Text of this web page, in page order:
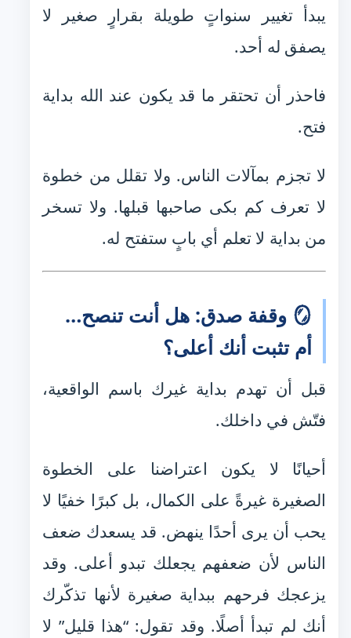
يبدأ تغيير سنواتٍ طويلة بقرارٍ صغير لا
يصفق له أحد.
فاحذر أن تحتقر ما قد يكون عند الله بداية
فتح.
لا تجزم بمآلات الناس. ولا تقلل من خطوة
لا تعرف كم بكى صاحبها قبلها. ولا تسخر
من بداية لا تعلم أي بابٍ ستفتح له.
🪞 وقفة صدق: هل أنت تنصح…
أم تثبت أنك أعلى؟
قبل أن تهدم بداية غيرك باسم الواقعية،
فتّش في داخلك.
أحيانًا لا يكون اعتراضنا على الخطوة
الصغيرة غيرةً على الكمال، بل كبرًا خفيًا لا
يحب أن يرى أحدًا ينهض. قد يسعدك ضعف
الناس لأن ضعفهم يجعلك تبدو أعلى. وقد
يزعجك فرحهم ببداية صغيرة لأنها تذكّرك
أنك لم تبدأ أصلًا. وقد تقول: “هذا قليل” لا